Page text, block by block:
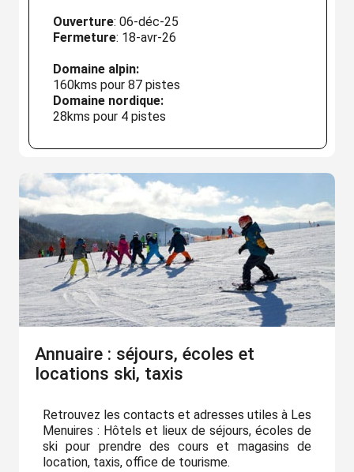
Ouverture: 06-déc-25
Fermeture: 18-avr-26
Domaine alpin:
160kms pour 87 pistes
Domaine nordique:
28kms pour 4 pistes
Annuaire : séjours, écoles et
locations ski, taxis
Retrouvez les contacts et adresses utiles à Les
Menuires : Hôtels et lieux de séjours, écoles de
ski pour prendre des cours et magasins de
location, taxis, office de tourisme.